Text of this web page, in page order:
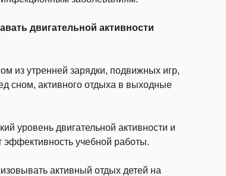
двигательной активности
из утренней зарядки, подвижных игр,
сном, активного отдыха в выходные
уровень двигательной активности и
учебной работы.
активный отдых детей на